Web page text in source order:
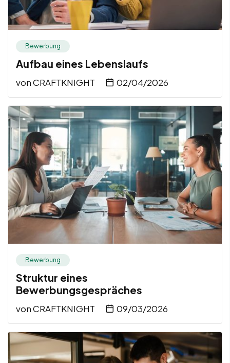
Bewerbung
Aufbau eines Lebenslaufs
vonCRAFTKNIGHT 02/04/2026
Bewerbung
Struktur eines
Bewerbungsgespräches
vonCRAFTKNIGHT 09/03/2026